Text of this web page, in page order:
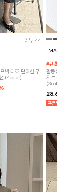
리뷰:44
프넥 티♡ 단아한 무
(4color)
#큐
활동
지?"